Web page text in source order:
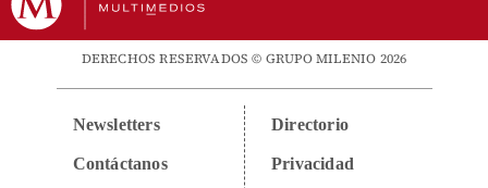
DERECHOS RESERVADOS © GRUPO MILENIO 2026
Newsletters
Contáctanos
Directorio
Privacidad